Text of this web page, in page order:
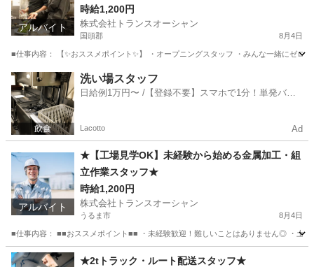
アルバイト
時給1,200円
株式会社トランスオーシャン
国頭郡 8月4日
■仕事内容： 【✨おススメポイント✨】 ・オープニングスタッフ ・みんな一緒にゼ
沖縄 国頭郡 キッチン スタッフ
洗い場スタッフ
日給例1万円〜 /【登録不要】スマホで1分！単発バイ
Lacotto Ad
アルバイト
★【工場見学OK】未経験から始める金属加工・組
立作業スタッフ★
時給1,200円
株式会社トランスオーシャン
うるま市 8月4日
■仕事内容： ■■おススメポイント■■ ・未経験歓迎！難しいことはありません◎ ・土
沖縄 うるま市 工場 スタッフ
★2tトラック・ルート配送スタッフ★